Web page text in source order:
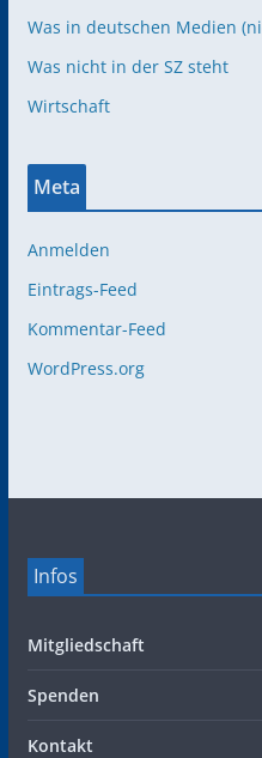
Was in deutschen Medien
Was nicht in der SZ steht
Wirtschaft
Meta
Anmelden
Eintrags-Feed
Kommentar-Feed
WordPress.org
Infos
Mitgliedschaft
Spenden
Kontakt